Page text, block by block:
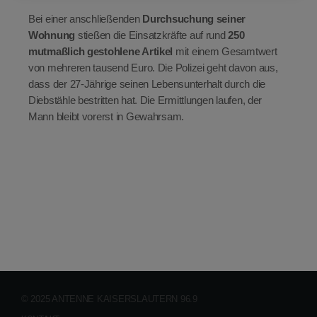
Bei einer anschließenden Durchsuchung seiner
Wohnung stießen die Einsatzkräfte auf rund250
mutmaßlich gestohlene Artikel mit einem Gesamtwert
von mehreren tausend Euro. Die Polizei geht davon aus,
dass der 27-Jährige seinen Lebensunterhalt durch die
Diebstähle bestritten hat. Die Ermittlungen laufen, der
Mann bleibt vorerst in Gewahrsam.
© 2025 ANTENNE KAISERSLAUTERN 96.9